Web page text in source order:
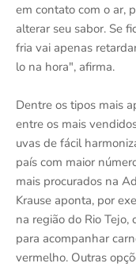
em contato com o ar,
alterar seu sabor. Se
fria vai apenas
lo na hora", afirma.
Dentre os tipos mais
entre os mais
uvas de fácil
país com maior
mais procurados na
Krause aponta, por
na região do Rio Tejo,
para acompanhar
vermelho. Outras